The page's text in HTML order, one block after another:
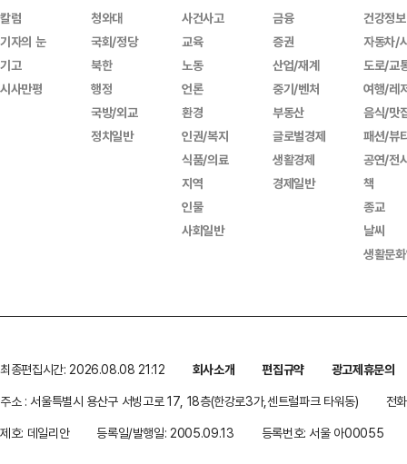
칼럼
기자의 눈
기고
시사만평
청와대
국회/정당
북한
행정
국방/외교
정치일반
사건사고
교육
노동
언론
환경
인권/복지
식품/의료
지역
인물
사회일반
금융
증권
산업/재계
중기/벤처
부동산
글로벌경제
생활경제
경제일반
건강정보
자동차/
도로/교
여행/레
음식/맛
패션/뷰
공연/전
책
종교
날씨
생활문
최종편집시간: 2026.08.08 21:12 회사소개 편집규약
광고제휴문의
주소 : 서울특별시 용산구 서빙고로 17, 18층(한강로3가,센트럴파크 타워동)
전
제호: 데일리안
등록일/발행일: 2005.09.13 등록번호: 서울 아00055